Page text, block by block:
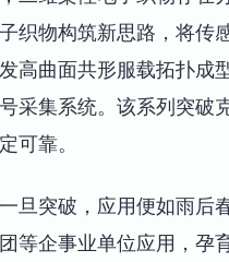
织物构筑新思路，将传
高曲面共形服载拓扑成
采集系统。该系列突破
可靠。
旦突破，应用便如雨后
等企事业单位应用，孕